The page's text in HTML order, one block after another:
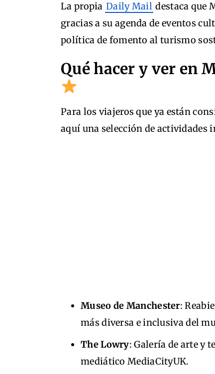
La propia Daily Mail destaca que
gracias a su agenda de eventos
política de fomento al turismo
Qué hacer y ver en
Para los viajeros que ya están
aquí una selección de actividades
Museo de Manchester:
más diversa e inclusiva del
The Lowry: Galería de arte y
mediático MediaCityUK.